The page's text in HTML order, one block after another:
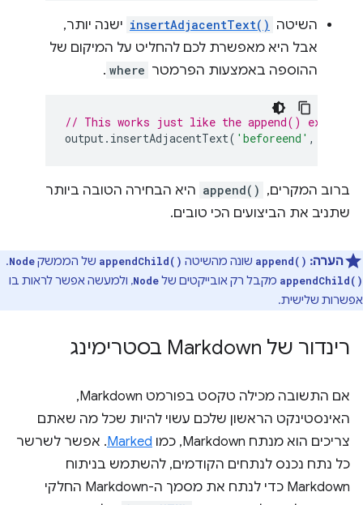
השיטה insertAdjacentText() ישנה יותר,
אבל היא מאפשרת לכם להחליט על המיקום של
ההוספה באמצעות הפרמטר where
.
// This works just like the append()
output. insertAdjacentText( 'beforeend' ,
ברוב המקרים, append() היא הבחירה הטובה ביותר
שתניב את הביצועים הכי טובים.
הערה: append() שונה מהשיטה appendChild() של הממשקNode
.
appendChild() מקבל רק אובייקטים שלNode, ולמעשה אפשר לראות בו
אפשרות שלישית.
רינדור של Markdown בסטרימינג
אם התשובה מכילה טקסט בפורמט Markdown,
האינסטינקט הראשון שלכם עשוי להיות שכל מה שאתם
צריכים הוא מנתח Markdown, כמו
Marked. אפשר לשרשר
כל נתח נכנס לנתחים הקודמים, להשתמש בניתוח
Markdown כדי לנתח את מסמך ה-Markdown החלקי